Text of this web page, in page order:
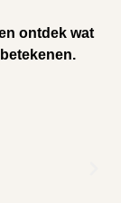
ontdek wat